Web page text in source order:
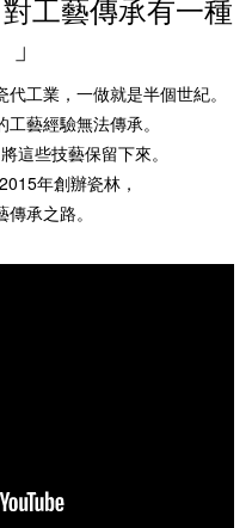
工藝傳承有一種
工業，一做就是半個世紀。
藝經驗無法傳承。
這些技藝保留下來。
年創辦瓷林，
承之路。